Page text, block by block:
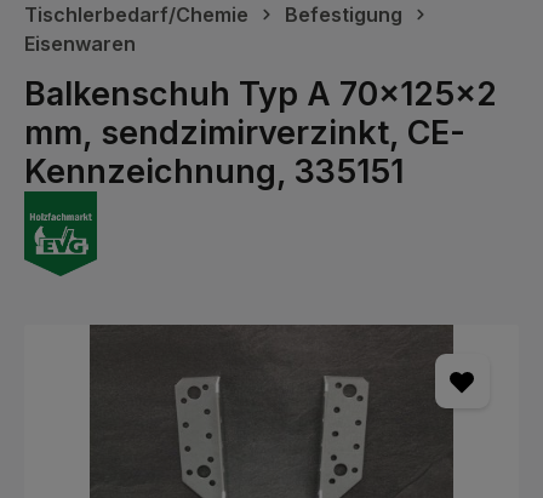
Tischlerbedarf/Chemie
Befestigung
Eisenwaren
Balkenschuh Typ A 70x125x2
mm, sendzimirverzinkt, CE-
Kennzeichnung, 335151